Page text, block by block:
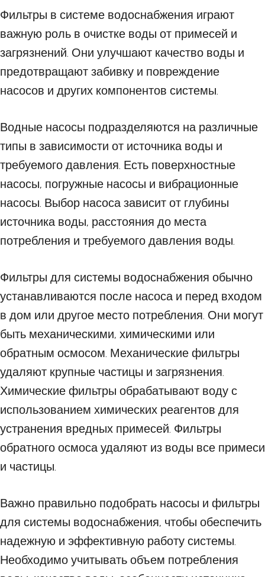
Фильтры в системе водоснабжения играют
важную роль в очистке воды от примесей и
загрязнений. Они улучшают качество воды и
предотвращают забивку и повреждение
насосов и других компонентов системы.
Водные насосы подразделяются на различные
типы в зависимости от источника воды и
требуемого давления. Есть поверхностные
насосы, погружные насосы и вибрационные
насосы. Выбор насоса зависит от глубины
источника воды, расстояния до места
потребления и требуемого давления воды.
Фильтры для системы водоснабжения обычно
устанавливаются после насоса и перед входом
в дом или другое место потребления. Они могут
быть механическими, химическими или
обратным осмосом. Механические фильтры
удаляют крупные частицы и загрязнения.
Химические фильтры обрабатывают воду с
использованием химических реагентов для
устранения вредных примесей. Фильтры
обратного осмоса удаляют из воды все примеси
и частицы.
Важно правильно подобрать насосы и фильтры
для системы водоснабжения, чтобы обеспечить
надежную и эффективную работу системы.
Необходимо учитывать объем потребления